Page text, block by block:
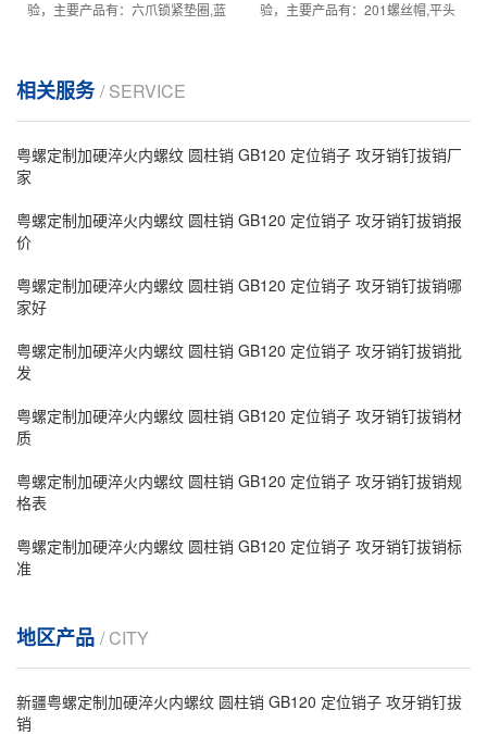
验，主要产品有：六爪锁紧垫圈,蓝
验，主要产品有：201螺丝帽,平头
相关服务/ SERVICE
粤螺定制加硬淬火内螺纹 圆柱销 GB120 定位销子 攻牙销钉拔销厂
家
粤螺定制加硬淬火内螺纹 圆柱销 GB120 定位销子 攻牙销钉拔销报
价
粤螺定制加硬淬火内螺纹 圆柱销 GB120 定位销子 攻牙销钉拔销哪
家好
粤螺定制加硬淬火内螺纹 圆柱销 GB120 定位销子 攻牙销钉拔销批
发
粤螺定制加硬淬火内螺纹 圆柱销 GB120 定位销子 攻牙销钉拔销材
质
粤螺定制加硬淬火内螺纹 圆柱销 GB120 定位销子 攻牙销钉拔销规
格表
粤螺定制加硬淬火内螺纹 圆柱销 GB120 定位销子 攻牙销钉拔销标
准
地区产品 / CITY
新疆粤螺定制加硬淬火内螺纹 圆柱销 GB120 定位销子 攻牙销钉拔
销